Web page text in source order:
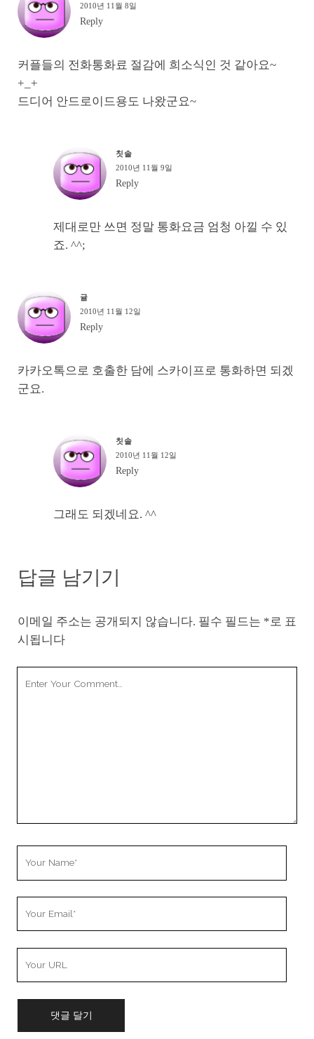
2010년 11월 8일
Reply
커플들의 전화통화료 절감에 희소식인 것 같아요~
+_+
드디어 안드로이드용도 나왔군요~
칫솔
2010년 11월 9일
Reply
제대로만 쓰면 정말 통화요금 엄청 아낄 수 있
죠. ^^;
귤
2010년 11월 12일
Reply
카카오톡으로 호출한 담에 스카이프로 통화하면 되겠
군요.
칫솔
2010년 11월 12일
Reply
그래도 되겠네요. ^^
답글 남기기
이메일 주소는 공개되지 않습니다. 필수 필드는 *로 표
시됩니다